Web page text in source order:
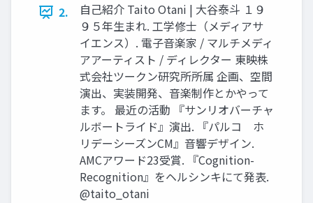
2.
自己紹介 Taito Otani | 大谷泰斗 １９
９５年生まれ. 工学修士（メディアサ
イエンス）. 電子音楽家 / マルチメディ
アアーティスト / ディレクター 東映株
式会社ツークン研究所所属 企画、空間
演出、実装開発、音楽制作とかやって
ます。 最近の活動 『サンリオバーチャ
ルボートライド』演出. 『パルコ ホ
リデーシーズンCM』音響デザイン.
AMCアワード23受賞. 『Cognition-
Recognition』をヘルシンキにて発表.
@taito_otani